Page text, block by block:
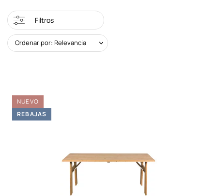
Filtros
Ordenar por: Relevancia
NUEVO
REBAJAS